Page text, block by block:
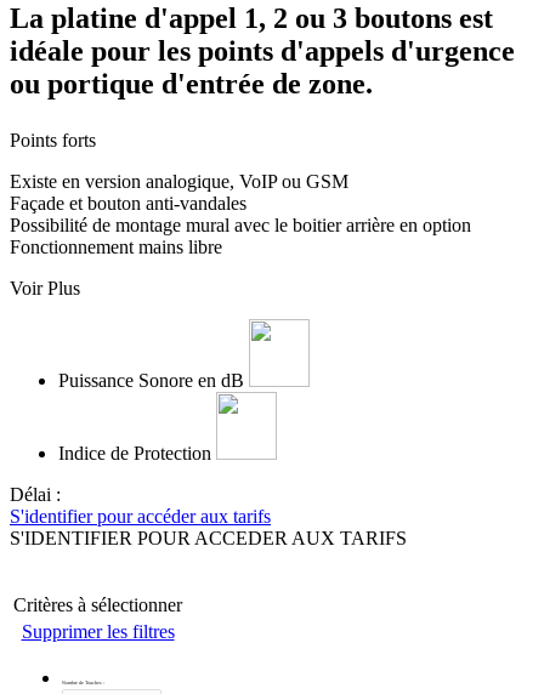
La platine d'appel 1, 2 ou 3 boutons est
idéale pour les points d'appels d'urgence
ou portique d'entrée de zone.
Points forts
Existe en version analogique, VoIP ou GSM
Façade et bouton anti-vandales
Possibilité de montage mural avec le boitier arrière en option
Fonctionnement mains libre
Voir Plus
Puissance Sonore en dB
Indice de Protection
Délai :
S'identifier pour accéder aux tarifs
S'IDENTIFIER POUR ACCEDER AUX TARIFS
Critères à sélectionner
Supprimer les filtres
Nombre de Touches :